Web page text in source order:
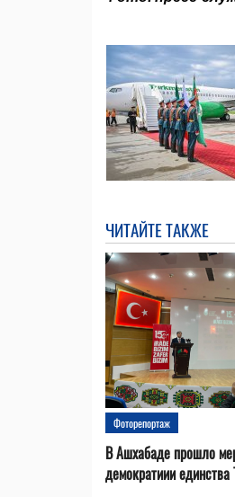
ЧИТАЙТЕ ТАКЖЕ
Фоторепортаж
В Ашхабаде прошло
демократиии единства